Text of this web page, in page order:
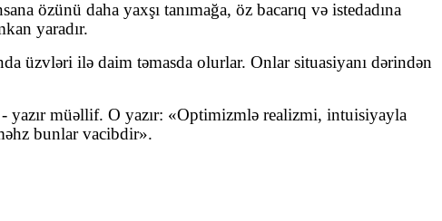
özünü daha yaxşı tanımağa, öz bacarıq və istedadına
yaradır.
üzvləri ilə daim təmasda olurlar. Onlar situasiyanı dərindən
yazır müəllif. O yazır: «Optimizmlə realizmi, intuisiyayla
bunlar vacibdir».